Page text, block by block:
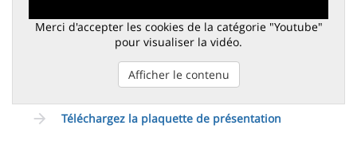
Merci d'accepter les cookies de la catégorie "Youtube"
pour visualiser la vidéo.
Afficher le contenu
Téléchargez la plaquette de présentation